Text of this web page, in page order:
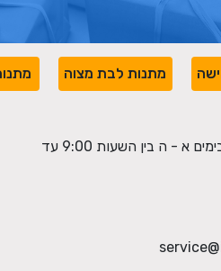
מתנות לבת מצוה
שירות הלקוחות שלנו זמין בין בימים א - ה בין השעות 9:00 עד